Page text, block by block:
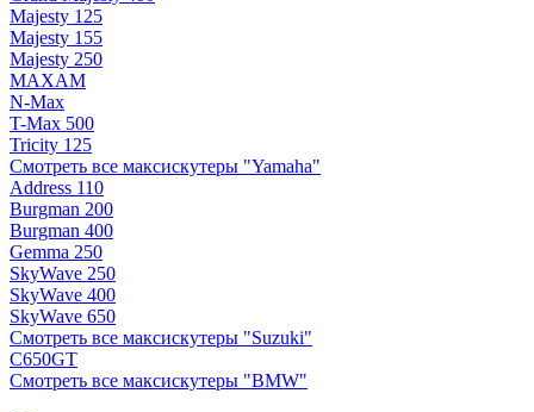
Majesty 125
Majesty 155
Majesty 250
MAXAM
N-Max
T-Max 500
Tricity 125
Смотреть все максискутеры "Yamaha"
Address 110
Burgman 200
Burgman 400
Gemma 250
SkyWave 250
SkyWave 400
SkyWave 650
Смотреть все максискутеры "Suzuki"
C650GT
Смотреть все максискутеры "BMW"